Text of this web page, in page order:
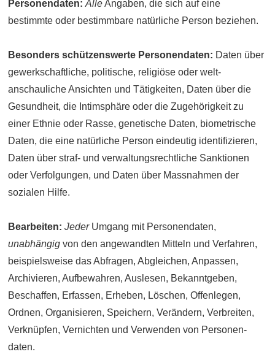
Personen­daten: AlleAngaben, die sich auf eine
bestimmte oder bestimmbare natürliche Person beziehen.
Besonders schützenswerte Personen­daten: Daten über
gewerk­schaftliche, politische, religiöse oder welt­
anschauliche Ansichten und Tätigkeiten, Daten über die
Gesund­heit, die Intim­sphäre oder die Zugehörigkeit zu
einer Ethnie oder Rasse, genetische Daten, biometrische
Daten, die eine natürliche Person eindeutig identifizieren,
Daten über straf- und verwaltungs­rechtliche Sanktionen
oder Verfolgungen, und Daten über Mass­nahmen der
sozialen Hilfe.
Bearbeiten: JederUmgang mit Personen­daten,
unabhängig von den angewandten Mitteln und Verfahren,
beispielsweise das Abfragen, Abgleichen, Anpassen,
Archivieren, Aufbewahren, Auslesen, Bekannt­geben,
Beschaffen, Erfassen, Erheben, Löschen, Offenlegen,
Ordnen, Organisieren, Speichern, Verändern, Verbreiten,
Verknüpfen, Vernichten und Verwenden von Personen­
daten.